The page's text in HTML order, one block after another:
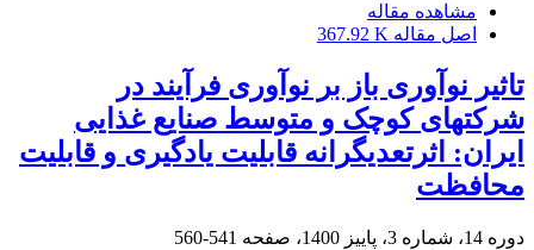
مشاهده مقاله
اصل مقاله 367.92 K
تاثیر نوآوری باز بر نوآوری فرآیند در
شرکتهای کوچک و متوسط صنایع غذایی
ایران: اثرتعدیگرانه قابلیت یادگیری و قابلیت
محافظت
دوره 14، شماره 3، پاییز 1400، صفحه 541-560